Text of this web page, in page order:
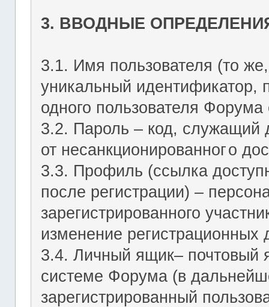
3. ВВОДНЫЕ
3.1. Имя пользователя (то
уникальный идентификатор,
одного пользователя Форума
3.2. Пароль – код, служащий
от несанкционированного
3.3. Профиль (ссылка
после регистрации) –
зарегистрированного
изменение регистрационных
3.4. Личный ящик– почтовый
системе Форума (в
зарегистрированный